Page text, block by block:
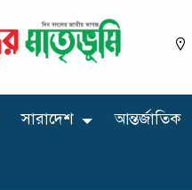
সারাদেশ আন্তর্জাতিক